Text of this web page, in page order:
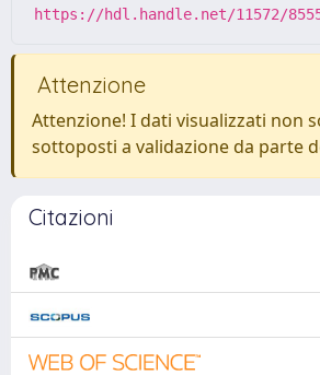
https://hdl.handle.net/11572/
Attenzione
Attenzione! I dati visualizzati non
sottoposti a validazione da parte
Citazioni